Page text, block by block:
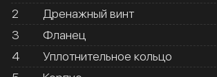
2
Дренажный винт
3
Фланец
4
Уплотнительное кольцо